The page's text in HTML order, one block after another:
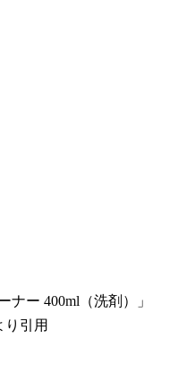
ナー 400ml（洗剤）」
り引用